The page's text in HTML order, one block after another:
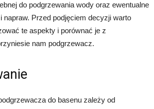
do podgrzewania wody oraz ewentualne
napraw. Przed podjęciem decyzji warto
te aspekty i porównać je z
nam podgrzewacz.
do basenu zależy od